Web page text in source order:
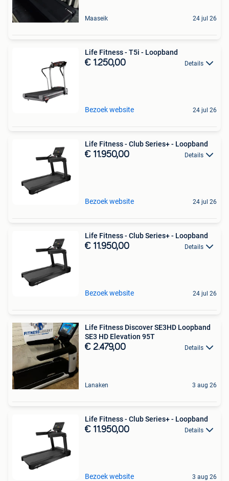
Maaseik 24 jul 26
Life Fitness - T5i - Loopband
€ 1.250,00 Details
Bezoek website 24 jul 26
Life Fitness - Club Series+ - Loopband
€ 11.950,00 Details
Bezoek website 24 jul 26
Life Fitness - Club Series+ - Loopband
€ 11.950,00 Details
Bezoek website 24 jul 26
Life Fitness Discover SE3HD Loopband
SE3 HD Elevation 95T
€ 2.479,00 Details
Lanaken 3 aug 26
Life Fitness - Club Series+ - Loopband
€ 11.950,00 Details
Bezoek website 3 aug 26